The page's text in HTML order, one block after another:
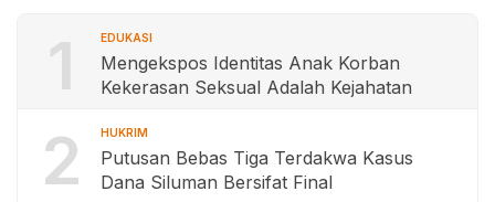
1 EDUKASI
Mengekspos Identitas Anak Korban
Kekerasan Seksual Adalah Kejahatan
2 HUKRIM
Putusan Bebas Tiga Terdakwa Kasus
Dana Siluman Bersifat Final